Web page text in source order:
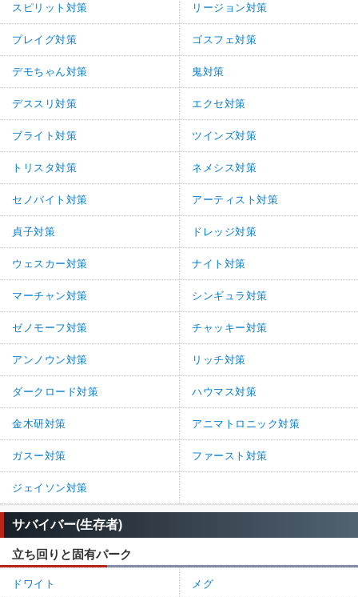
スピリット対策 リージョン対策
プレイグ対策 ゴスフェ対策
デモちゃん対策 鬼対策
デススリ対策 エクセ対策
ブライト対策 ツインズ対策
トリスタ対策 ネメシス対策
セノバイト対策 アーティスト対策
貞子対策 ドレッジ対策
ウェスカー対策 ナイト対策
マーチャン対策 シンギュラ対策
ゼノモーフ対策 チャッキー対策
アンノウン対策 リッチ対策
ダークロード対策 ハウマス対策
金木研対策 アニマトロニック対策
ガスー対策 ファースト対策
ジェイソン対策
サバイバー(生存者)
立ち回りと固有パーク
ドワイト メグ